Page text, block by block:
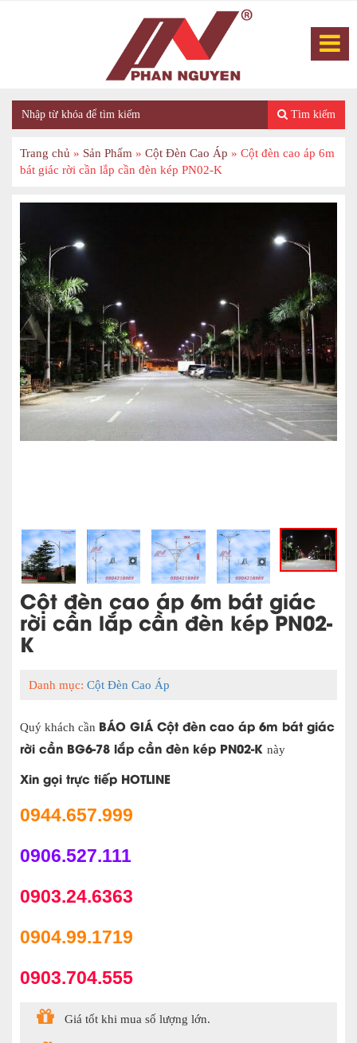
Tìm kiếm
Trang chủ » Sản Phẩm » Cột Đèn Cao Áp » Cột đèn cao áp 6m
bát giác rời cần lắp cần đèn kép PN02-K
Cột đèn cao áp 6m bát giác
rời cần lắp cần đèn kép PN02-
K
Danh mục: Cột Đèn Cao Áp
Quý khách cần BÁO GIÁ Cột đèn cao áp 6m bát giác
rời cần BG6-78 lắp cần đèn kép PN02-K này
Xin gọi trực tiếp HOTLINE
0944.657.999
0906.527.111
0903.24.6363
0904.99.1719
0903.704.555
Giá tốt khi mua số lượng lớn.